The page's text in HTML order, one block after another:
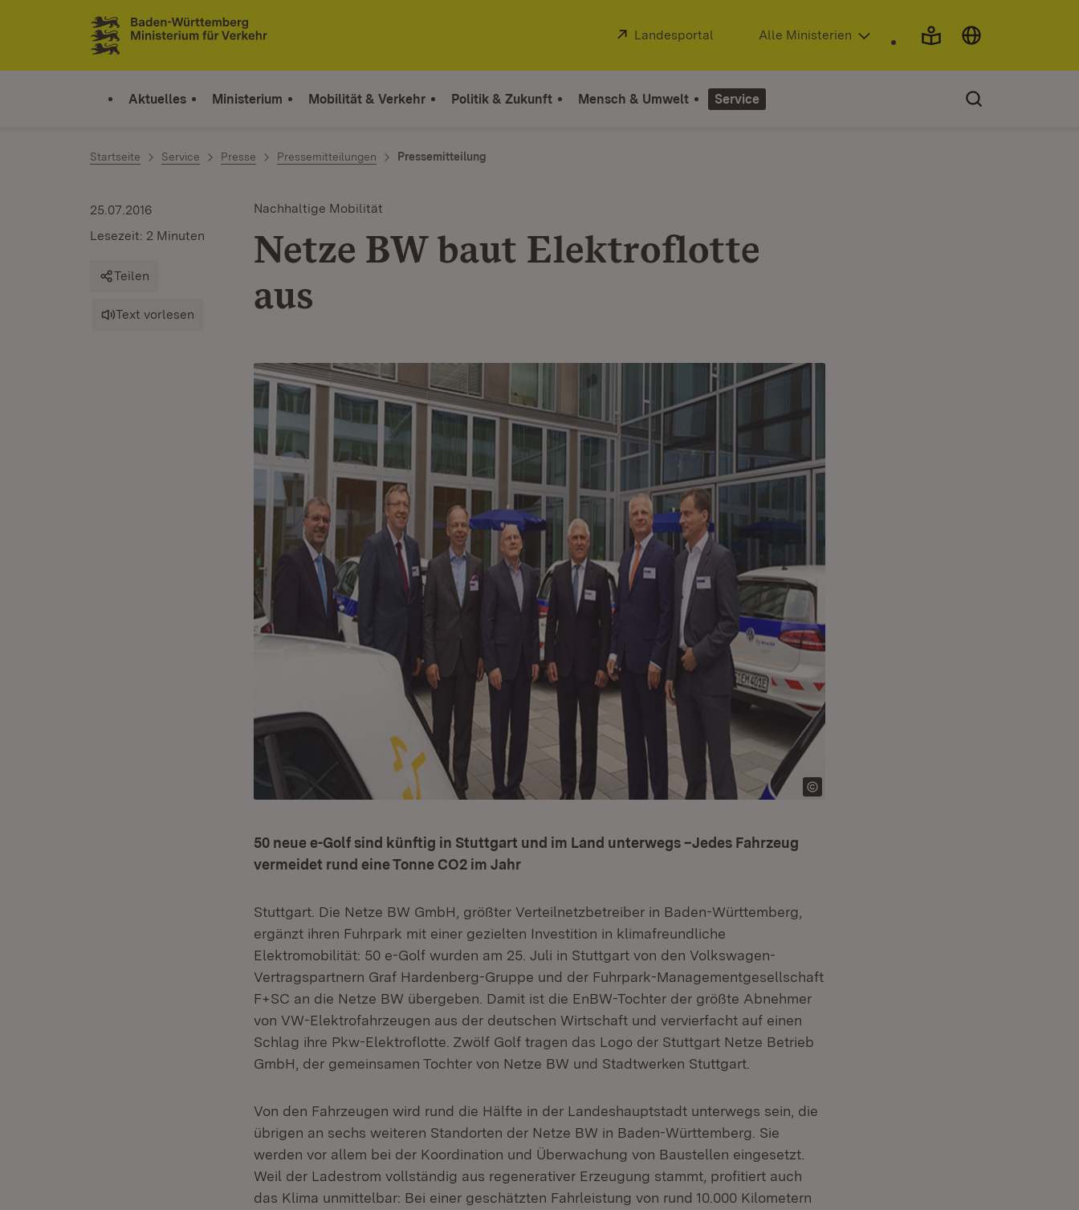
Zum Inhalt springen
Link zur Startseite
Extern:
Landesportal (Öffnet in neuem Fenster)
Alle Ministerien
Aktuelles Ministerium Mobilität & Verkehr Politik & Zukunft Mensch & Umwelt Service
Startseite Service Presse Pressemitteilungen Pressemitteilung
Nachhaltige Mobilität
Netze BW baut Elektroflotte
aus
25.07.2016
Lesezeit: 2 Minuten
Teilen
Text vorlesen
50 neue e-Golf sind künftig in Stuttgart und im Land unterwegs –Jedes Fahrzeug
vermeidet rund eine Tonne CO2 im Jahr
Stuttgart. Die Netze BW GmbH, größter Verteilnetzbetreiber in Baden-Württemberg,
ergänzt ihren Fuhrpark mit einer gezielten Investition in klimafreundliche
Elektromobilität: 50 e-Golf wurden am 25. Juli in Stuttgart von den Volkswagen-
Vertragspartnern Graf Hardenberg-Gruppe und der Fuhrpark-Managementgesellschaft
F+SC an die Netze BW übergeben. Damit ist die EnBW-Tochter der größte Abnehmer
von VW-Elektrofahrzeugen aus der deutschen Wirtschaft und vervierfacht auf einen
Schlag ihre Pkw-Elektroflotte. Zwölf Golf tragen das Logo der Stuttgart Netze Betrieb
GmbH, der gemeinsamen Tochter von Netze BW und Stadtwerken Stuttgart.
Von den Fahrzeugen wird rund die Hälfte in der Landeshauptstadt unterwegs sein, die
übrigen an sechs weiteren Standorten der Netze BW in Baden-Württemberg. Sie
werden vor allem bei der Koordination und Überwachung von Baustellen eingesetzt.
Weil der Ladestrom vollständig aus regenerativer Erzeugung stammt, profitiert auch
das Klima unmittelbar: Bei einer geschätzten Fahrleistung von rund 10.000 Kilometern